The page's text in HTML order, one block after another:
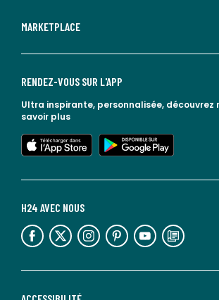
MARKETPLACE
H24 AVEC NOUS
lien vers l'espace réseaux sociaux lien vers l'espace réseaux sociaux lien vers l'espace réseaux sociaux lien vers l'espace réseaux sociaux lien vers l'espace réseaux sociaux lien vers le blog la redoute
RENDEZ-VOUS SUR L'APP
Ultra inspirante, personnalisée, découvrez
savoir plus
lien vers l'app store
lien vers google play